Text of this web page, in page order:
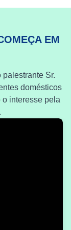
EM
Sr.
domésticos
interesse pela